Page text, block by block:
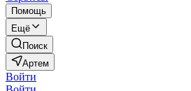
Помощь
Ещё
Поиск
Артем
Войти